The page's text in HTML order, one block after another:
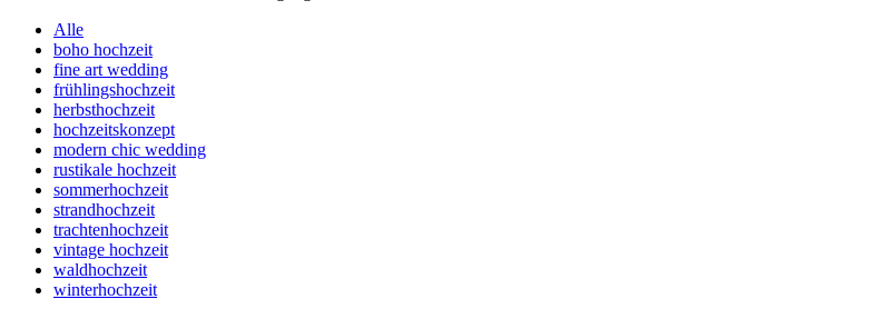
Alle
boho hochzeit
fine art wedding
frühlingshochzeit
herbsthochzeit
hochzeitskonzept
modern chic wedding
rustikale hochzeit
sommerhochzeit
strandhochzeit
trachtenhochzeit
vintage hochzeit
waldhochzeit
winterhochzeit